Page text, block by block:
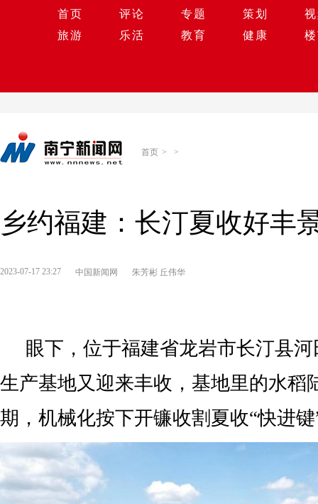
首页 评论 专题 策划
旅游
乐活 教育 健康
首页 > >
乡约福建：长汀夏收好丰
2023-07-17 23:27 中国新闻网 朱芳彬 丘伟华
眼下，位于福建省龙岩市长汀县
生产基地又迎来丰收，基地里的水稻
期，机械化按下开镰收割夏收“快进键